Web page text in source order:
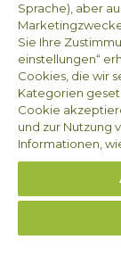
3012 Wilsele
BELGIEN
Sprache), aber
Sie Ihre
einstellungen“
Cookies, die wir
Kategorien
Cookie
und zur Nutzung
Informationen,